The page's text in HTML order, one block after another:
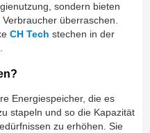
sondern bieten
überraschen.
CH Tech stechen in der
Energiespeicher, die es
stapeln und so die Kapazität
zu erhöhen. Sie